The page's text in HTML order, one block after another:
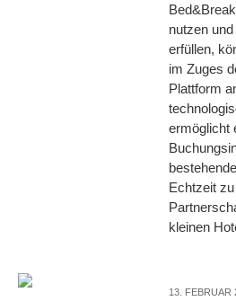
nutzen
erfüllen,
im Zuges
Plattform
ermöglicht
Echtzeit
kleinen
13. FEBRUAR